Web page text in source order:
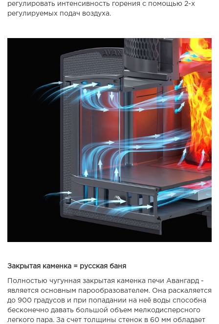
регулировать интенсивность горения с помощью 2-х
регулируемых подач воздуха.
Закрытая каменка = русская баня
Полностью чугунная закрытая каменка печи Авангард -
является основным парообразователем. Она раскаляется
до 900 градусов и при попадании на неё воды способна
бесконечно давать большой объем мелкодисперсного
легкого пара. За счет толщины стенок в 60 мм обладает